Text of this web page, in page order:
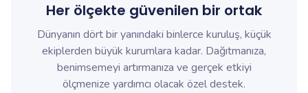
Her ölçekte güvenilen bir ortak
Dünyanın dört bir yanındaki binlerce kuruluş, küçük
ekiplerden büyük kurumlara kadar. Dağıtmanıza,
benimsemeyi artırmanıza ve gerçek etkiyi
ölçmenize yardımcı olacak özel destek.